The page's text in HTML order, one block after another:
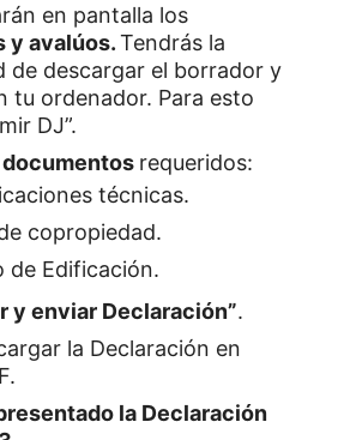
en pantalla los
y avalúos.Tendrás la
de descargar el borrador y
tu ordenador. Para esto
DJ”.
requeridos:
técnicas.
copropiedad.
de Edificación.
y enviar Declaración”.
la Declaración en
la Declaración